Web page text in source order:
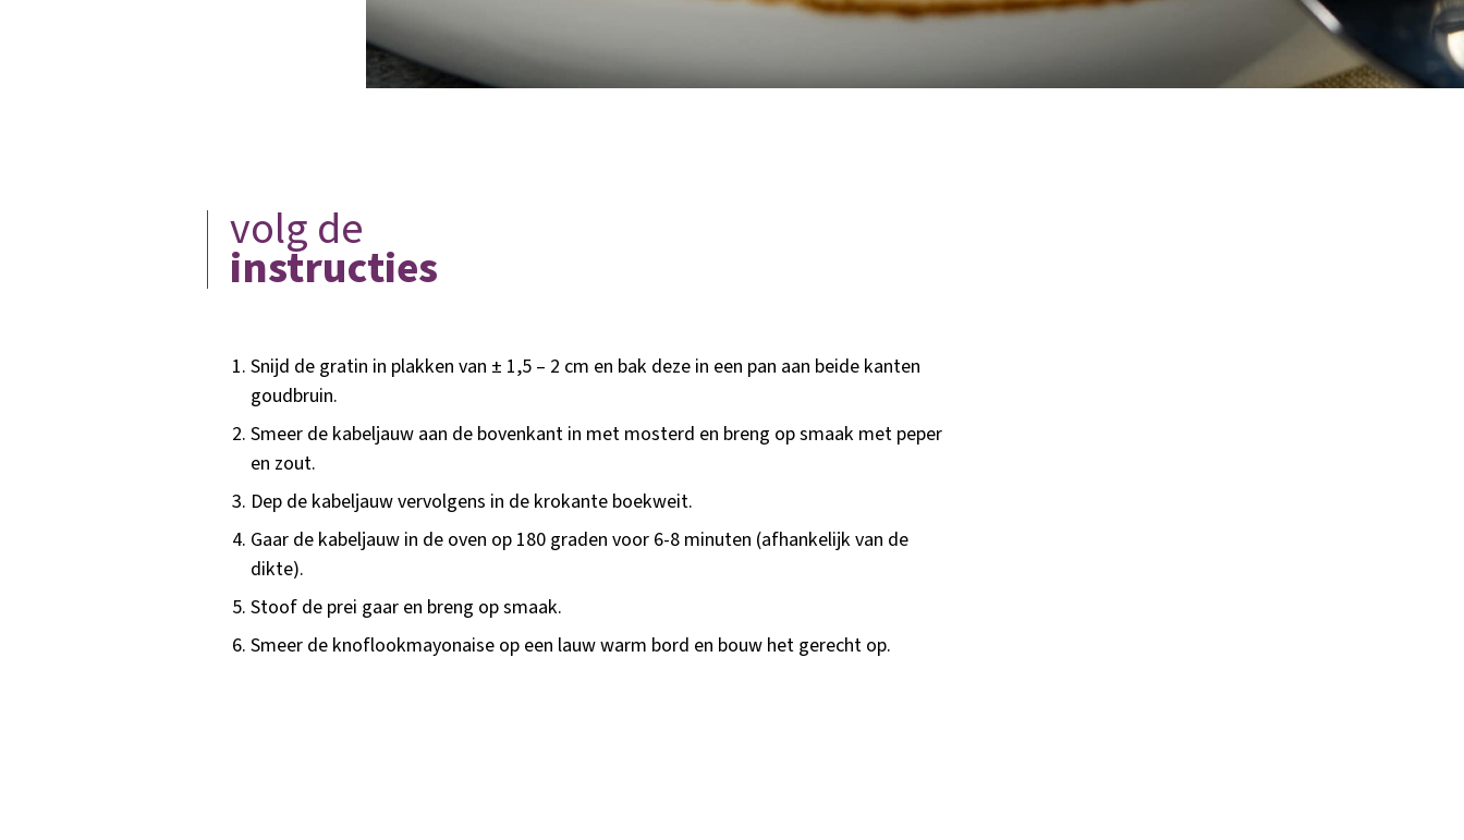
volg de
instructies
Snijd de gratin in plakken van ± 1,5 – 2 cm en bak deze in een pan aan beide kanten
goudbruin.
Smeer de kabeljauw aan de bovenkant in met mosterd en breng op smaak met peper
en zout.
Dep de kabeljauw vervolgens in de krokante boekweit.
Gaar de kabeljauw in de oven op 180 graden voor 6-8 minuten (afhankelijk van de
dikte).
Stoof de prei gaar en breng op smaak.
Smeer de knoflookmayonaise op een lauw warm bord en bouw het gerecht op.